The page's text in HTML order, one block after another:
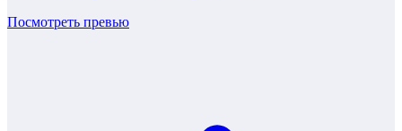
Посмотреть превью